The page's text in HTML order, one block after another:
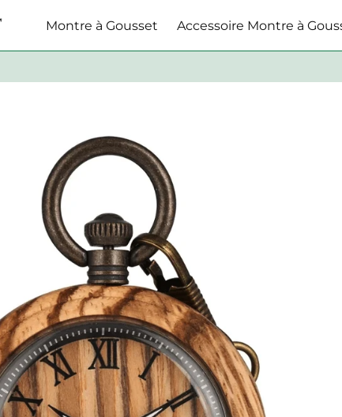
Montre à Gousset Accessoire Montre à